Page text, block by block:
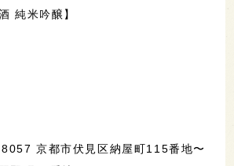
純米吟醸】
京都市伏見区納屋町115番地〜